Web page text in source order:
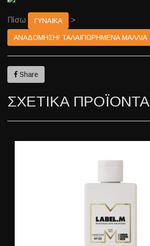
Πίσω ΓΥΝΑΙΚΑ >
ΑΝΑΔΟΜΗΣΗ/ ΤΑΛΑΙΠΩΡΗΜΕΝΑ ΜΑΛΛΙΑ
Share
ΣΧΕΤΙΚΑ ΠΡΟΪΟΝΤΑ